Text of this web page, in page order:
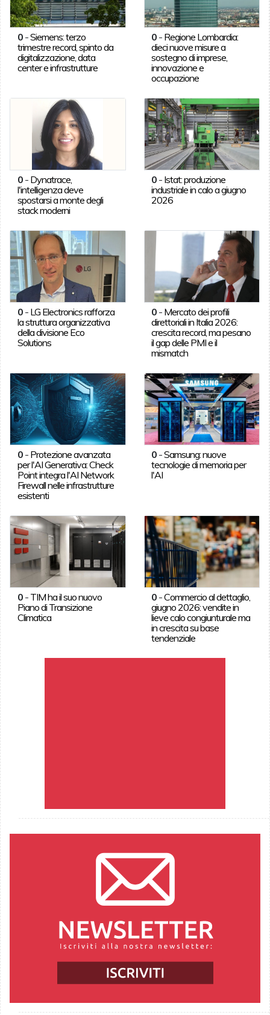
0-Siemens: terzo
trimestre record, spinto da
digitalizzazione, data
center e infrastrutture
0 - Regione Lombardia:
dieci nuove misure a
sostegno di imprese,
innovazione e
occupazione
0- Dynatrace,
l'intelligenza deve
spostarsi a monte degli
stack moderni
0 - Istat: produzione
industriale in calo a giugno
2026
0- LG Electronics rafforza
la struttura organizzativa
della divisione Eco
Solutions
0 - Mercato dei profili
direttoriali in Italia 2026:
crescita record, ma pesano
il gap delle PMI e il
mismatch
0- Protezione avanzata
per l'AI Generativa: Check
Point integra l'AI Network
Firewall nelle infrastrutture
esistenti
0 -Samsung: nuove
tecnologie di memoria per
l'AI
0- TIM ha il suo nuovo
Piano di Transizione
Climatica
0 -Commercio al dettaglio,
giugno 2026: vendite in
lieve calo congiunturale ma
in crescita su base
tendenziale